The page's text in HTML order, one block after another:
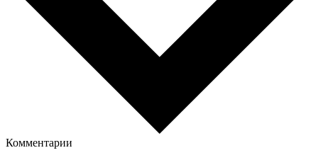
Комментарии